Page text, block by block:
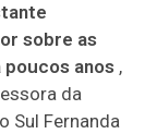
sobre as
anos ,
da
Sul Fernanda